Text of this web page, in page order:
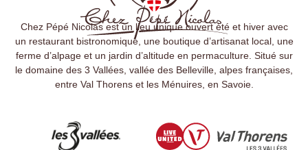
Chez Pépé Nicolas est un lieu unique ouvert été et hiver avec
un restaurant bistronomique, une boutique d’artisanat local, une
ferme d’alpage et un jardin d’altitude en permaculture. Situé sur
le domaine des 3 Vallées, vallée des Belleville, alpes françaises,
entre Val Thorens et les Ménuires, en Savoie.